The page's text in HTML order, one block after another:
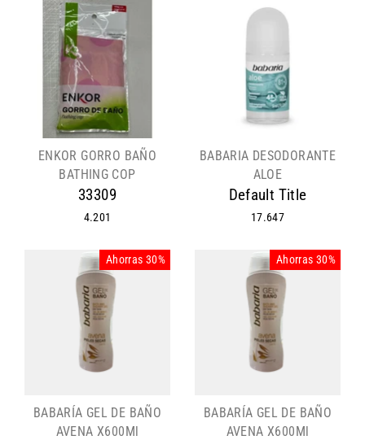
ENKOR GORRO BAÑO
BATHING COP
33309
4.201
BABARIA DESODORANTE
ALOE
Default Title
17.647
Ahorras 30%
BABARÍA GEL DE BAÑO
AVENA X600Ml
Ahorras 30%
BABARÍA GEL DE BAÑO
AVENA X600Ml